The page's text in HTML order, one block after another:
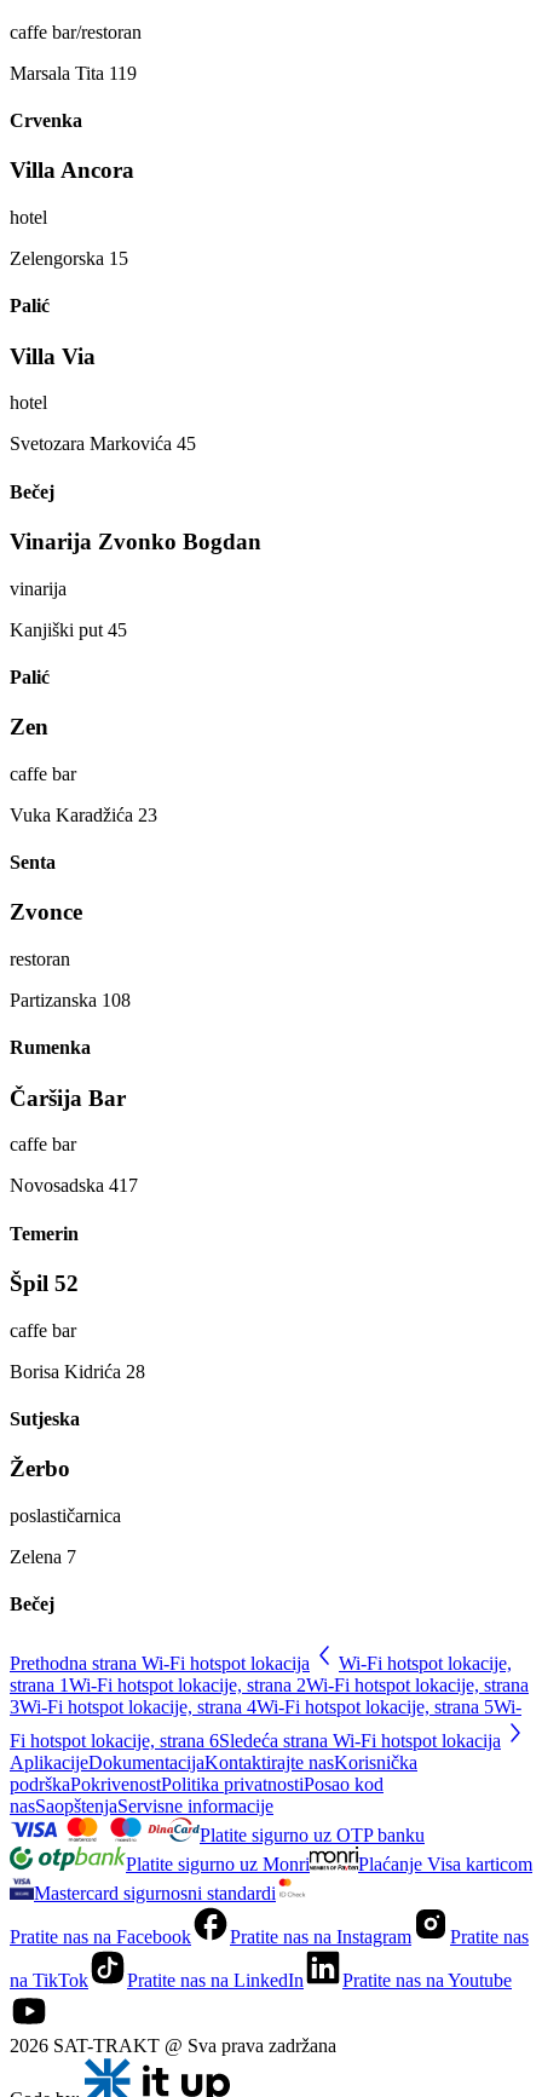
caffe bar/restoran
Marsala Tita 119
Crvenka
Villa Ancora
hotel
Zelengorska 15
Palić
Villa Via
hotel
Svetozara Markovića 45
Bečej
Vinarija Zvonko Bogdan
vinarija
Kanjiški put 45
Palić
Zen
caffe bar
Vuka Karadžića 23
Senta
Zvonce
restoran
Partizanska 108
Rumenka
Čaršija Bar
caffe bar
Novosadska 417
Temerin
Špil 52
caffe bar
Borisa Kidrića 28
Sutjeska
Žerbo
poslastičarnica
Zelena 7
Bečej
Prethodna strana Wi-Fi hotspot lokacija
Wi-Fi hotspot lokacije,
strana 1Wi-Fi hotspot lokacije, strana 2Wi-Fi hotspot lokacije, strana
3Wi-Fi hotspot lokacije, strana 4Wi-Fi hotspot lokacije, strana 5Wi-
Fi hotspot lokacije, strana 6Sledeća strana Wi-Fi hotspot lokacija
AplikacijeDokumentacijaKontaktirajte nasKorisnička
podrškaPokrivenostPolitika privatnostiPosao kod
nasSaopštenjaServisne informacije
Platite sigurno uz OTP banku
Platite sigurno uz Monri
Plaćanje Visa karticom
Mastercard sigurnosni standardi
Pratite nas na Facebook Pratite nas na Instagram Pratite nas
na TikTok Pratite nas na LinkedIn Pratite nas na Youtube
2026 SAT-TRAKT @ Sva prava zadržana